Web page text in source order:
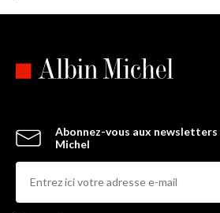
Abonnez-vous aux newsletters
Michel